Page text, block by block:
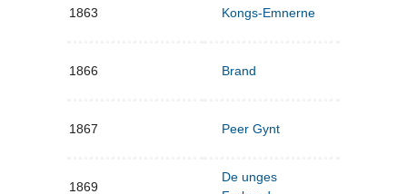
1863 Kongs-Emnerne
1866 Brand
1867 Peer Gynt
1869
De unges